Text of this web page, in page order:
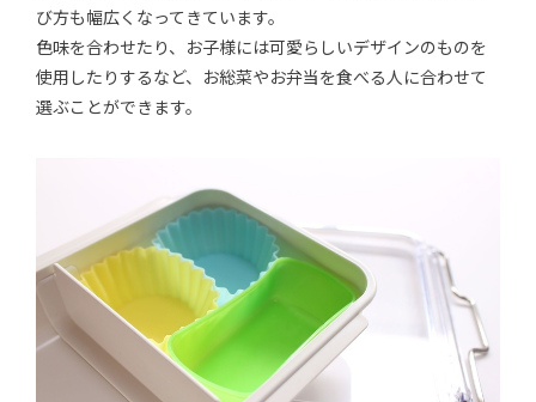
び方も幅広くなってきています。
色味を合わせたり、お子様には可愛らしいデザインのものを
使用したりするなど、お総菜やお弁当を食べる人に合わせて
選ぶことができます。